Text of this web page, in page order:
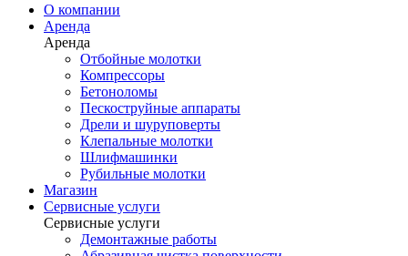
О компании
Аренда
Аренда
Отбойные молотки
Компрессоры
Бетоноломы
Пескоструйные аппараты
Дрели и шуруповерты
Клепальные молотки
Шлифмашинки
Рубильные молотки
Магазин
Сервисные услуги
Сервисные услуги
Демонтажные работы